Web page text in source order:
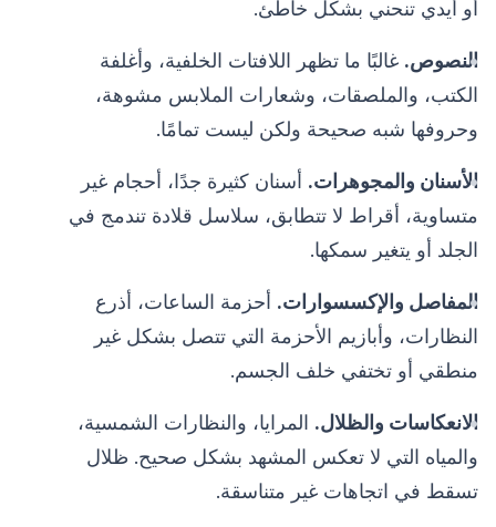
أو أيدي تنحني بشكل خاطئ.
النصوص. غالبًا ما تظهر اللافتات الخلفية، وأغلفة
الكتب، والملصقات، وشعارات الملابس مشوهة،
وحروفها شبه صحيحة ولكن ليست تمامًا.
الأسنان والمجوهرات. أسنان كثيرة جدًا، أحجام غير
متساوية، أقراط لا تتطابق، سلاسل قلادة تندمج في
الجلد أو يتغير سمكها.
المفاصل والإكسسوارات. أحزمة الساعات، أذرع
النظارات، وأبازيم الأحزمة التي تتصل بشكل غير
منطقي أو تختفي خلف الجسم.
الانعكاسات والظلال. المرايا، والنظارات الشمسية،
والمياه التي لا تعكس المشهد بشكل صحيح. ظلال
تسقط في اتجاهات غير متناسقة.